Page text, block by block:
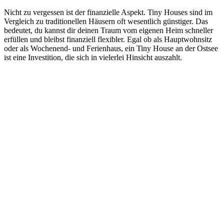
Nicht zu vergessen ist der finanzielle Aspekt. Tiny Houses sind im
Vergleich zu traditionellen Häusern oft wesentlich günstiger. Das
bedeutet, du kannst dir deinen Traum vom eigenen Heim schneller
erfüllen und bleibst finanziell flexibler. Egal ob als Hauptwohnsitz
oder als Wochenend- und Ferienhaus, ein Tiny House an der Ostsee
ist eine Investition, die sich in vielerlei Hinsicht auszahlt.